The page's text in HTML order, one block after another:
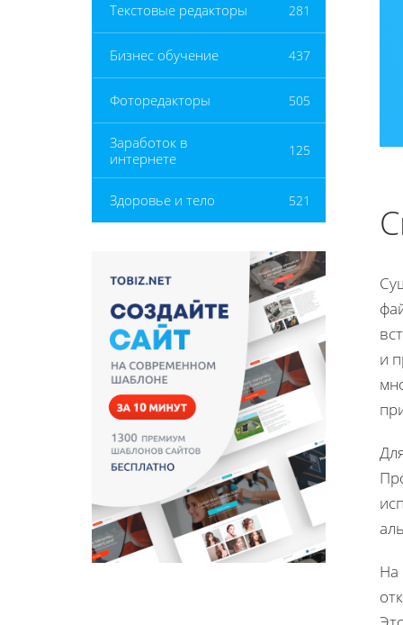
Текстовые редакторы 281
Бизнес обучение 437
Фоторедакторы 505
Заработок в
интернете
125
Здоровье и тело 521
и
На